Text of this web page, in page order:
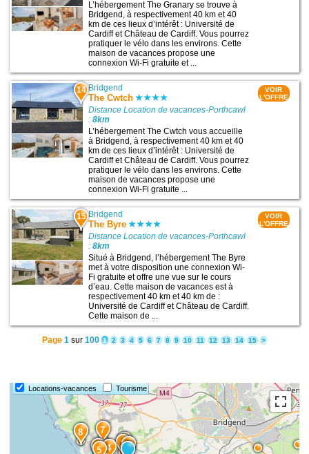
L’hébergement The Granary se trouve à
Bridgend, à respectivement 40 km et 40
km de ces lieux d’intérêt : Université de
Cardiff et Château de Cardiff. Vous pourrez
pratiquer le vélo dans les environs. Cette
maison de vacances propose une
connexion Wi-Fi gratuite et ...
14 Bridgend
The Cwtch
Distance Location de vacances-Porthcawl
:8km
L’hébergement The Cwtch vous accueille
à Bridgend, à respectivement 40 km et 40
km de ces lieux d’intérêt : Université de
Cardiff et Château de Cardiff. Vous pourrez
pratiquer le vélo dans les environs. Cette
maison de vacances propose une
connexion Wi-Fi gratuite ...
VOIR
L'OFFRE
15 Bridgend
The Byre
Distance Location de vacances-Porthcawl
:8km
Situé à Bridgend, l’hébergement The Byre
met à votre disposition une connexion Wi-
Fi gratuite et offre une vue sur le cours
d’eau. Cette maison de vacances est à
respectivement 40 km et 40 km de :
Université de Cardiff et Château de Cardiff.
Cette maison de ...
VOIR
L'OFFRE
Page 1 sur 100 1 2 3 4 5 6 7 8 9 10 11 12 13 14 15 >
Locations-vacances Tourisme
8
7
65 4
3
21